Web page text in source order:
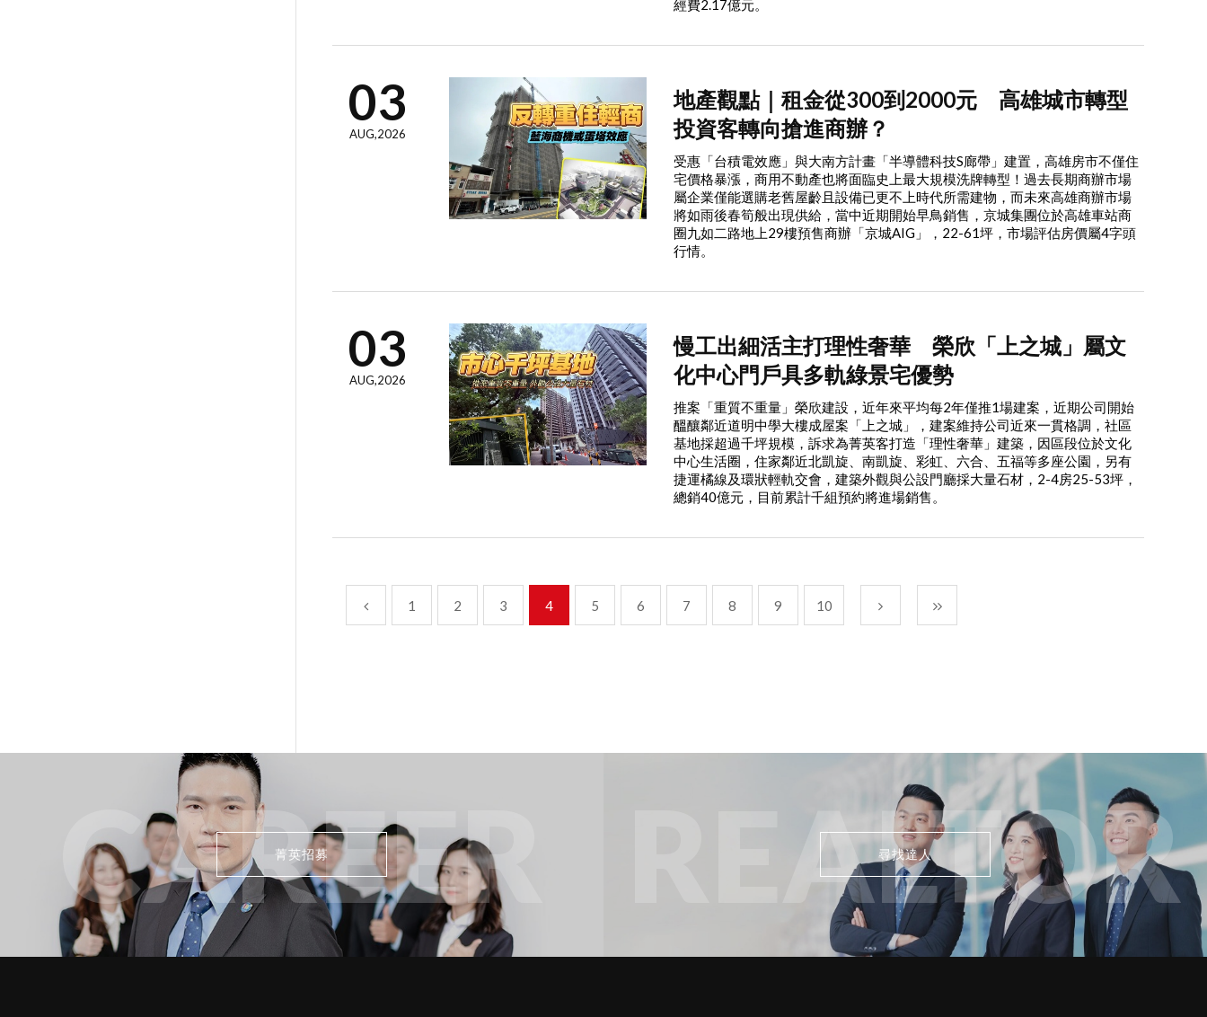
經費2.17億元。
03
AUG,2026
地產觀點｜租金從300到2000元 高雄城市轉型
投資客轉向搶進商辦？
受惠「台積電效應」與大南方計畫「半導體科技S廊帶」建置，高雄房市不僅住
宅價格暴漲，商用不動產也將面臨史上最大規模洗牌轉型！過去長期商辦市場
屬企業僅能選購老舊屋齡且設備已更不上時代所需建物，而未來高雄商辦市場
將如雨後春筍般出現供給，當中近期開始早鳥銷售，京城集團位於高雄車站商
圈九如二路地上29樓預售商辦「京城AIG」，22-61坪，市場評估房價屬4字頭
行情。
03
AUG,2026
慢工出細活主打理性奢華 榮欣「上之城」屬文
化中心門戶具多軌綠景宅優勢
推案「重質不重量」榮欣建設，近年來平均每2年僅推1場建案，近期公司開始
醞釀鄰近道明中學大樓成屋案「上之城」，建案維持公司近來一貫格調，社區
基地採超過千坪規模，訴求為菁英客打造「理性奢華」建築，因區段位於文化
中心生活圈，住家鄰近北凱旋、南凱旋、彩虹、六合、五福等多座公園，另有
捷運橘線及環狀輕軌交會，建築外觀與公設門廳採大量石材，2-4房25-53坪，
總銷40億元，目前累計千組預約將進場銷售。
1 2 3 4 5 6 7 8 9 10
CAREER
菁英招募 REALTOR
尋找達人